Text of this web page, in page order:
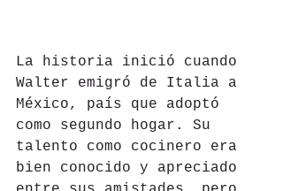
La historia inició cuando
Walter emigró de Italia a
México, país que adoptó
como segundo hogar. Su
talento como cocinero era
bien conocido y apreciado